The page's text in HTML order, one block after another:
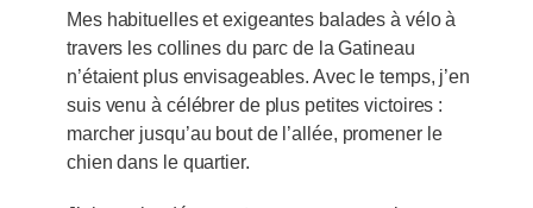
Mes habituelles et exigeantes balades à vélo à
travers les collines du parc de la Gatineau
n’étaient plus envisageables. Avec le temps, j’en
suis venu à célébrer de plus petites victoires :
marcher jusqu’au bout de l’allée, promener le
chien dans le quartier.